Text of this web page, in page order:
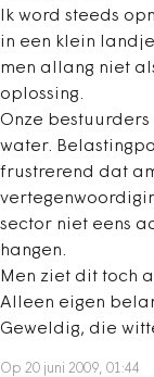
Ik word steeds
in een klein
men allang niet
oplossing.
Onze bestuurders
water.
frustrerend dat
sector niet eens
hangen.
Men ziet dit toch
Alleen eigen
Geweldig, die
Op 20 juni 2009, 01:44